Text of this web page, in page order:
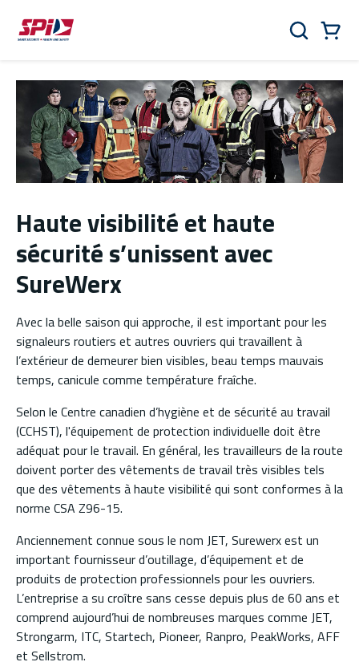
Aller au contenu principal
Skip to menu
Skip to footer
Rechercher
Haute visibilité et haute
sécurité s’unissent avec
SureWerx
Avec la belle saison qui approche, il est important pour les
signaleurs routiers et autres ouvriers qui travaillent à
l’extérieur de demeurer bien visibles, beau temps mauvais
temps, canicule comme température fraîche.
Selon le Centre canadien d’hygiène et de sécurité au travail
(CCHST), l'équipement de protection individuelle doit être
adéquat pour le travail. En général, les travailleurs de la route
doivent porter des vêtements de travail très visibles tels
que des vêtements à haute visibilité qui sont conformes à la
norme CSA Z96-15.
Anciennement connue sous le nom JET, Surewerx est un
important fournisseur d’outillage, d’équipement et de
produits de protection professionnels pour les ouvriers.
L’entreprise a su croître sans cesse depuis plus de 60 ans et
comprend aujourd’hui de nombreuses marques comme JET,
Strongarm, ITC, Startech, Pioneer, Ranpro, PeakWorks, AFF
et Sellstrom.